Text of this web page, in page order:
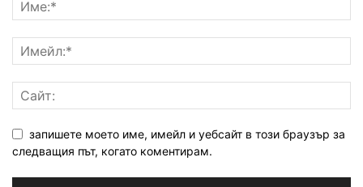
запишете моето име, имейл и уебсайт в този браузър за
следващия път, когато коментирам.